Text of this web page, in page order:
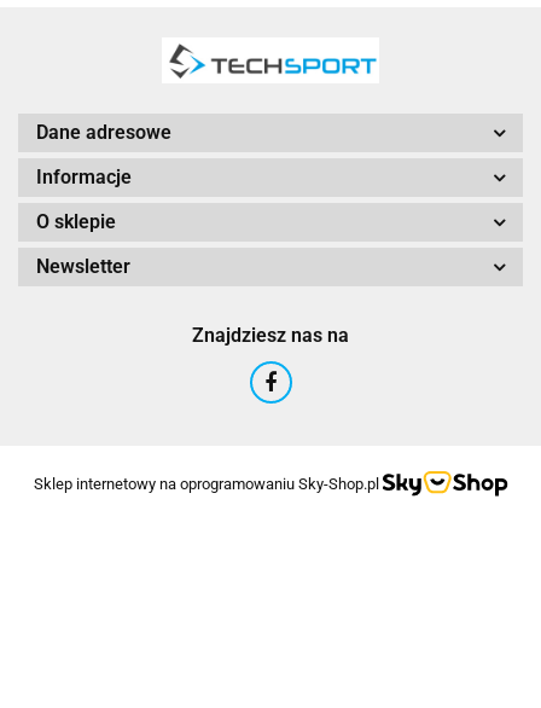
Dane adresowe
Informacje
O sklepie
Newsletter
Znajdziesz nas na
Sklep internetowy na oprogramowaniu Sky-Shop.pl